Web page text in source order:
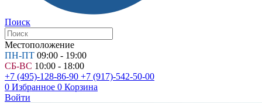
Поиск
Местоположение
ПН-ПТ 09:00 - 19:00
СБ-ВС 10:00 - 18:00
+7 (495)-128-86-90 +7 (917)-542-50-00
0 Избранное 0 Корзина
Войти